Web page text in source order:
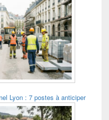
Lyon : 7 postes à anticiper